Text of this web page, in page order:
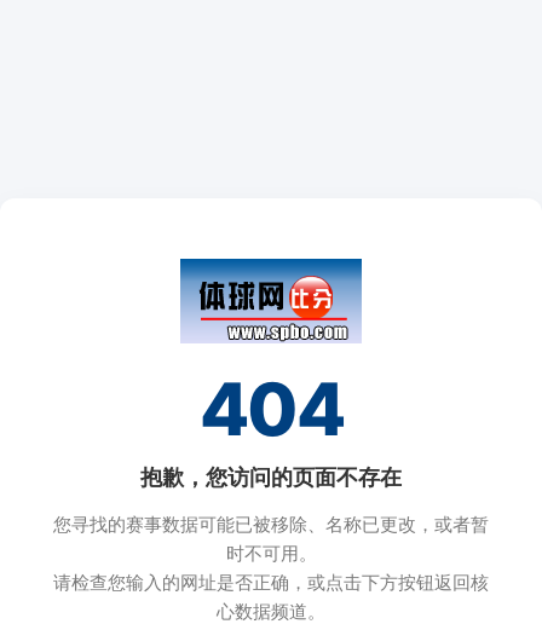
404
抱歉，您访问的页面不存在
您寻找的赛事数据可能已被移除、名称已更改，或者暂
时不可用。
请检查您输入的网址是否正确，或点击下方按钮返回核
心数据频道。